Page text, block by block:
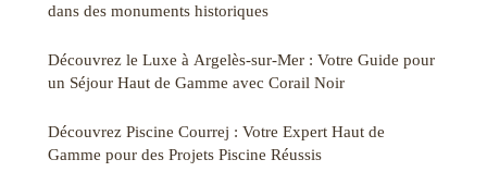
dans des monuments historiques
Découvrez le Luxe à Argelès-sur-Mer : Votre Guide pour
un Séjour Haut de Gamme avec Corail Noir
Découvrez Piscine Courrej : Votre Expert Haut de
Gamme pour des Projets Piscine Réussis